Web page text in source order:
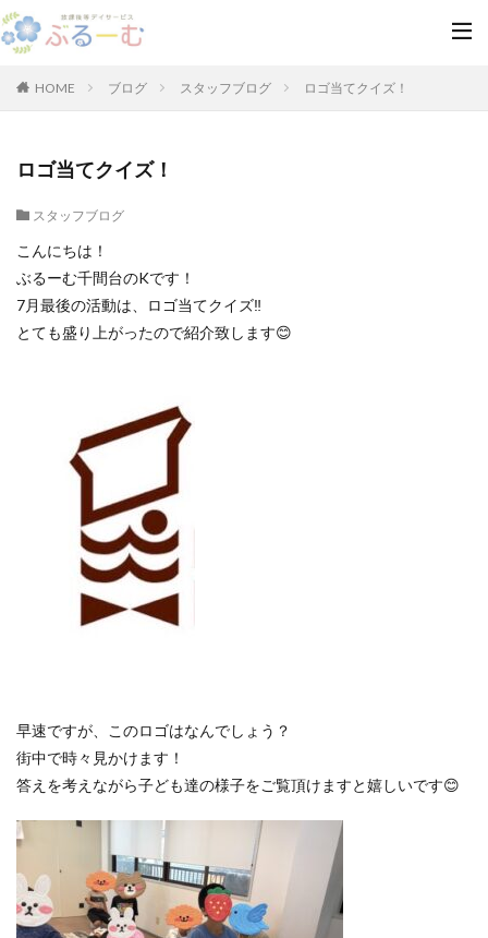
HOME ブログ スタッフブログ ロゴ当てクイズ！
ロゴ当てクイズ！
スタッフブログ
こんにちは！
ぶるーむ千間台のKです！
7月最後の活動は、ロゴ当てクイズ‼
とても盛り上がったので紹介致します😊
早速ですが、このロゴはなんでしょう？
街中で時々見かけます！
答えを考えながら子ども達の様子をご覧頂けますと嬉しいです😊